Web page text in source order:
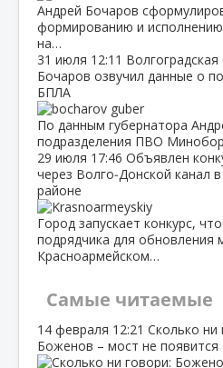
Андрей Бочаров
формированию и
на…
31 июля 12:11
Бочаров озвучил данные о
БПЛА
По данным губернатора
подразделения ПВО
29 июля 17:46 Объявлен
через Волго‑Донской канал
районе
Город запускает конкурс,
подрядчика для обновления
Красноармейском…
Самые читаемые
14 февраля 12:21 Сколько ни
Боженов – мост не появится